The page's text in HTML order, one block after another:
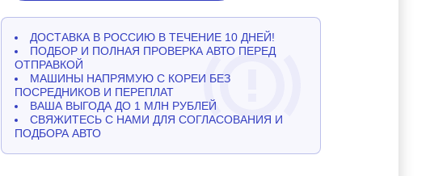
ДОСТАВКА В РОССИЮ В ТЕЧЕНИЕ 10 ДНЕЙ!
ПОДБОР И ПОЛНАЯ ПРОВЕРКА АВТО ПЕРЕД
ОТПРАВКОЙ
МАШИНЫ НАПРЯМУЮ С КОРЕИ БЕЗ
ПОСРЕДНИКОВ И ПЕРЕПЛАТ
ВАША ВЫГОДА ДО 1 МЛН РУБЛЕЙ
СВЯЖИТЕСЬ С НАМИ ДЛЯ СОГЛАСОВАНИЯ И
ПОДБОРА АВТО